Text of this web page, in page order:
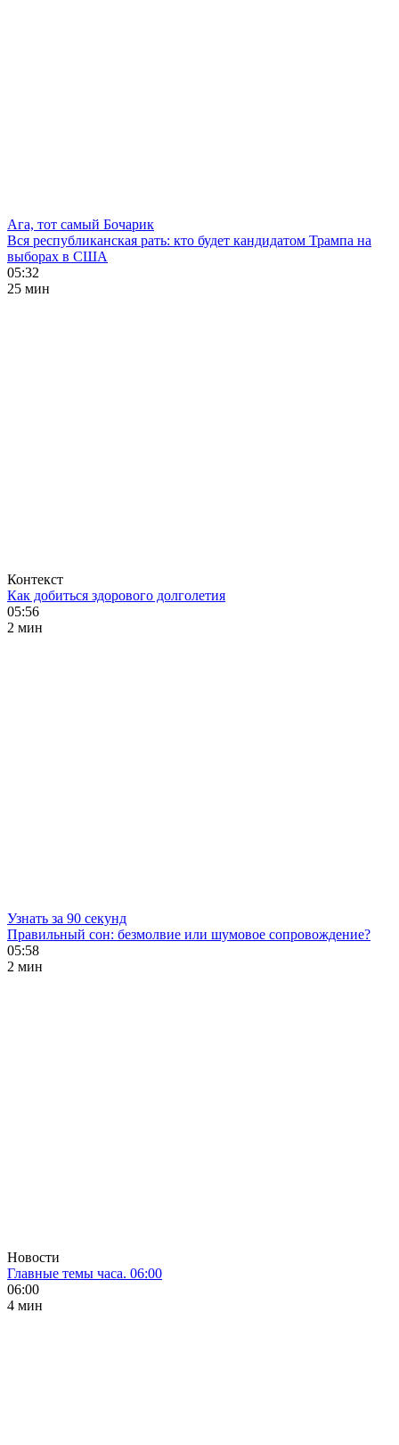
Ага, тот самый Бочарик
Вся республиканская рать: кто будет кандидатом Трампа на
выборах в США
05:32
25 мин
Контекст
Как добиться здорового долголетия
05:56
2 мин
Узнать за 90 секунд
Правильный сон: безмолвие или шумовое сопровождение?
05:58
2 мин
Новости
Главные темы часа. 06:00
06:00
4 мин